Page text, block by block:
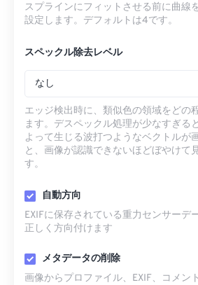
スプラインにフィットさせる前に曲線
設定します。デフォルトは4です。
スペックル除去レベル
なし
エッジ検出時に、類似色の領域をどの
ます。デスペックル処理が少なすぎる
よって生じる波打つようなベクトルが
と、画像が認識できないほどぼやけて
す。
自動方向
EXIFに保存されている重力センサーデ
正しく方向付けます
メタデータの削除
画像からプロファイル、EXIF、コメン